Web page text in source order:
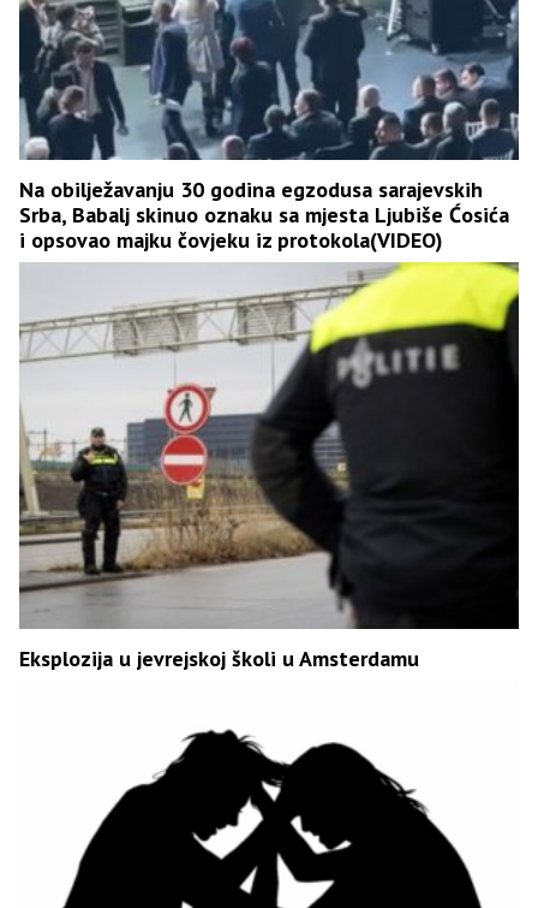
Na obilježavanju 30 godina egzodusa sarajevskih
Srba, Babalj skinuo oznaku sa mjesta Ljubiše Ćosića
i opsovao majku čovjeku iz protokola(VIDEO)
Eksplozija u jevrejskoj školi u Amsterdamu